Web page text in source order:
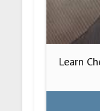
Learn